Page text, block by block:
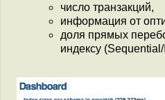
число транзакций,
информация от
доля прямых
индексу